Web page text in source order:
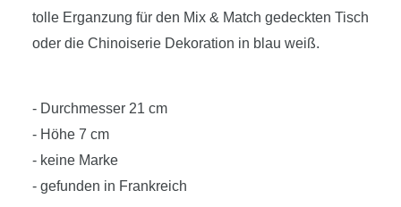
tolle Erganzung für den Mix & Match gedeckten Tisch
oder die Chinoiserie Dekoration in blau weiß.
- Durchmesser 21 cm
- Höhe 7 cm
- keine Marke
- gefunden in Frankreich